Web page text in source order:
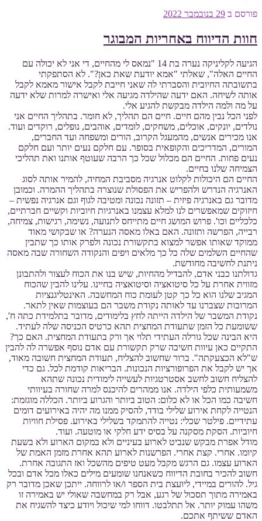
פורסם ב 29 בנובמבר 2022
חוות הדיווח באחריות המבוגר
הגיעה לקליניקה נערה בת 14 "נמאס לי מהחיים, די אני לא יכולה עם
החיים האלה", שאלתי "אמא יודעת שאת כאן?". לא הסתפקתי
בתשובתה החיובית והסברתי לה שאני חייבת לקבל אישור מאמא לקבל
אותה לשיחה. האם ידעה שהילדה מגיעה אלי ואישרה למרות שלא ידעה
על מה ולמה הילדה מבקשת להגיע אלי.
לפני הכל נבין מהם חיים. חיים הם תהליך, לא חומר. בתהליך החיים אני
נולדים, יונקים, אוכלים, משחקים, לומדים, אוהבים, נופלים, רוקדים ועוד.
אנו מכירים אנשים, מהמעגל הקרוב, הורים ומשפחה ועד החברים,
המורים, המדריכים והקופאית בסופר. עם חלקם נעים יותר ועם חלקם
נעים פחות. החיים הם מכלול שכל כך הרבה שעוטף אותנו ואת תהליכי
הצמיחה שלנו בחיים.
החיים הם היכולות לקלוט אנרגיה מסביבת המחיה, להמיר אותה לסוג
האנרגיה הנדרש ולהפריש את הפסולת שנוצרה בתהליך ההמרה. וכמובן
מדובר גם באנרגיה פיזית – תזונה נכונה ומטיבה לגוף וגם אנרגיה נפשית –
חיזוקים שמאפשרים לנו למלא עצמנו באנרגיות חיוביות וקשיים חברתיים,
כלכליים וכו'. פרוש המושג חיים מתייחס לתנועה, נשימה, רגישות, צמיחה,
רבייה, הפרשה ותזונה. האם באלו מאסה הנערה? או שבקושי מאוד
ממוקד שאותו אפשר למצוא בתקשורת נכונה ולפרק אותו כך שתבין
שהחיים השלמים שלה כל כך מלאים ויפים והנקודה השחורה שבה מאסה
ניתנת לחשיבה מחודשת.
גדולתנו כבני אדם, להבדיל מהחיות, שיש בנו את הכוח לעצור ולהתבונן
מזווית אחרת על כל סיטואציה וסיטואציה בחיינו. עלינו להבין שהכוח
המגיב שלנו הוא כל כך קטן לעומת כוח המחשבה. האינטליגנציות
המרובות שצברנו עד לאותה נקודת משבר הם בעוצמות שאין לתאר.
נקודת המשבר של הילדה הייתה לחץ בלימודים, מדובר בתלמידת כתה ח',
ששומעת כל הזמן שתעודת המחצית תהא כרטיס הכניסה שלה לעתיד.
היא הבינה שכל גורלה העתידי תלוי אך ורק בתעודת המחצית. האם כך?
התקיים כאן עיוות חשיבה שרק תקשורת עם אדם נוסף אפשרה לה להבין
ש"לא הכצעקתה". ברור שחשוב להצליח, תעודת המחצית חשובה מאוד,
אך יש לקבל את הפרופורציות הנכונות. הבריאות קודמת לכל. גם כדי
להצליח חשוב לחשב אסטרטגיות לעשייה לימודית נכונה שתהא
משמעותית כלפי הילדה. אנו ממהרים להיכנס למרה שחורה בעיוותי
חשיבה כמו הכל או לא כלום: הטוב ביותר והגרוע ביותר. הכללה מוגזמת:
הנטייה לקחת אירוע שלילי בודד, להסיק ממנו מה יהיה באירועים דומים
עתידיים. פילטר שכלי: נטייה להתמקד בשלילי באירוע. פסילת חוויות
חיוביות. הסקת מסקנה על בסיס ידע חלקי או מוטעה. ועוד.
מודל אפרת מבקש שנביט לארוע בעיניים ולא במקום הארוע ולא בשעת
קיומו. אחרי. קצת אחרי. הפרשנות לארוע תהא אחרת מזמן האמת של
הארוע עצמו. גם הרגש מקבל מעט טיפים מהשכל ואז התגובה אחרת.
חשוב להכיר בחובת הדיווח כשאנחנו שומעים מילים כאלו מכל אדם ובכל
גיל. להורים במיידי, ליועצת בית הספר ו/או לרווחה. ייתכן שאכן מדובר רק
באמירה מתוך תסכול של רגע, אבל רק במחשבה שאולי יש באמירה זו
משהו עמוק יותר. אל תתלבטו. דווחו למי שיכול ויודע כיצד להשגיח את
האדם ששיתף אתכם.